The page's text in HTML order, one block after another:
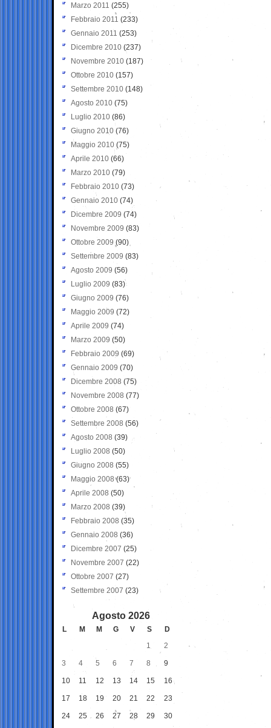
Marzo 2011 (255)
Febbraio 2011 (233)
Gennaio 2011 (253)
Dicembre 2010 (237)
Novembre 2010 (187)
Ottobre 2010 (157)
Settembre 2010 (148)
Agosto 2010 (75)
Luglio 2010 (86)
Giugno 2010 (76)
Maggio 2010 (75)
Aprile 2010 (66)
Marzo 2010 (79)
Febbraio 2010 (73)
Gennaio 2010 (74)
Dicembre 2009 (74)
Novembre 2009 (83)
Ottobre 2009 (90)
Settembre 2009 (83)
Agosto 2009 (56)
Luglio 2009 (83)
Giugno 2009 (76)
Maggio 2009 (72)
Aprile 2009 (74)
Marzo 2009 (50)
Febbraio 2009 (69)
Gennaio 2009 (70)
Dicembre 2008 (75)
Novembre 2008 (77)
Ottobre 2008 (67)
Settembre 2008 (56)
Agosto 2008 (39)
Luglio 2008 (50)
Giugno 2008 (55)
Maggio 2008(63)
Aprile 2008 (50)
Marzo 2008 (39)
Febbraio 2008 (35)
Gennaio 2008 (36)
Dicembre 2007 (25)
Novembre 2007 (22)
Ottobre 2007 (27)
Settembre 2007 (23)
Agosto 2026
L M M G V S
D
1
2
3 4 5 6 7 8 9
10 11 12 13 14 15 16
17 18 19 20 21 22 23
24 25 26 27 28 29 30